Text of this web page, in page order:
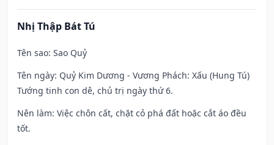
Nhị Thập Bát Tú
Tên sao: Sao Quỷ
Tên ngày: Quỷ Kim Dương - Vương Phách: Xấu (Hung Tú)
Tướng tinh con dê, chủ trị ngày thứ 6.
Nên làm: Việc chôn cất, chặt cỏ phá đất hoặc cắt áo đều
tốt.